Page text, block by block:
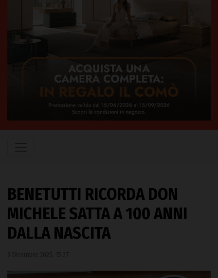
BENETUTTI RICORDA DON
MICHELE SATTA A 100 ANNI
DALLA NASCITA